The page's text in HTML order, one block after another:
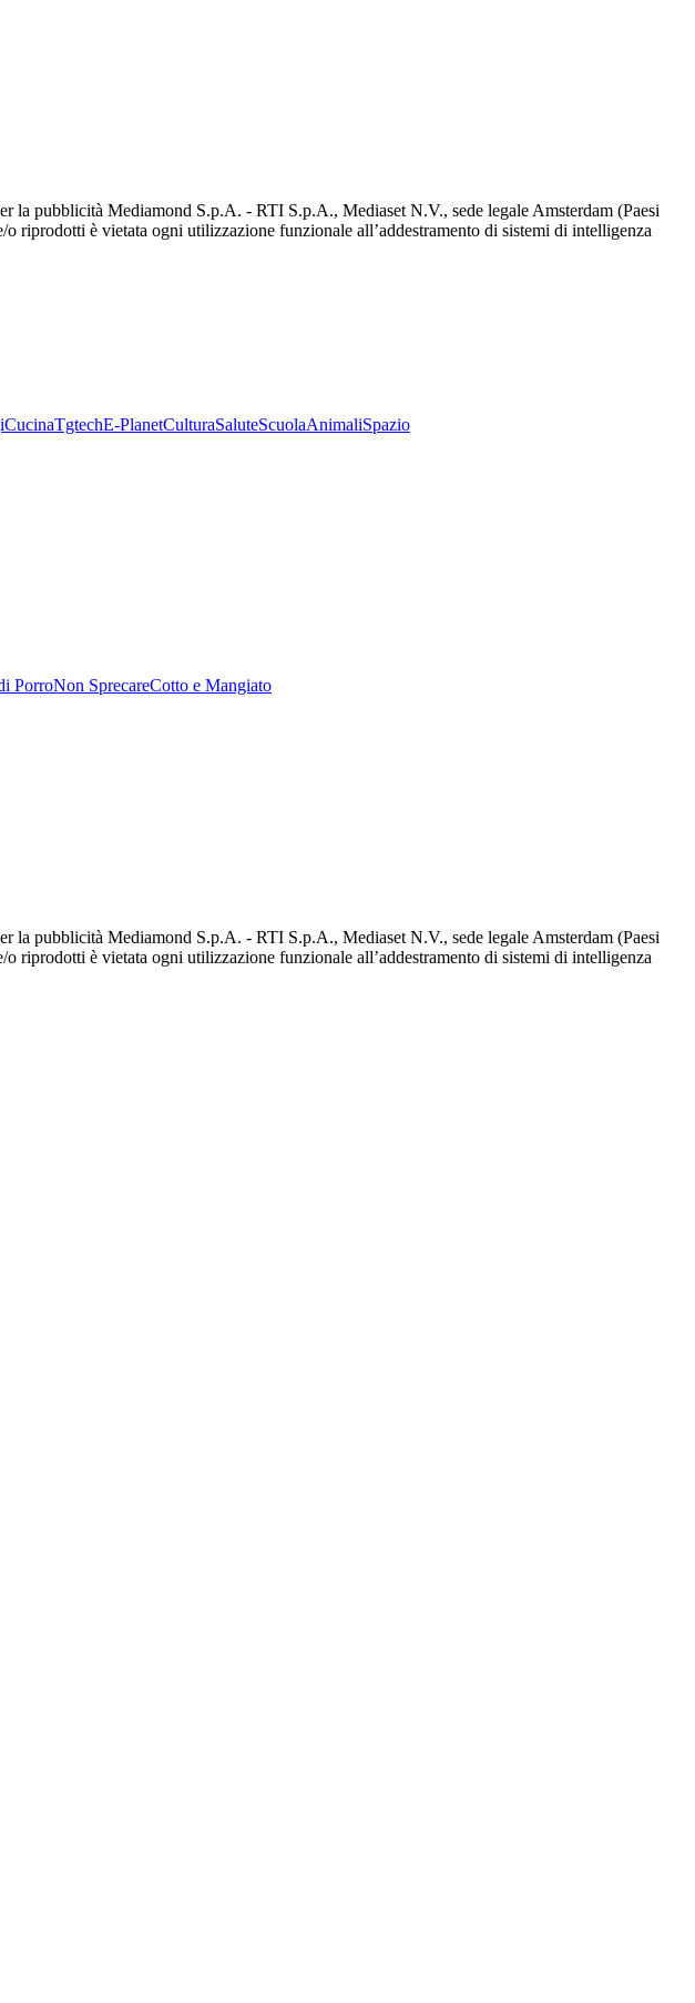
pubblicità Mediamond S.p.A. - RTI S.p.A., Mediaset N.V., sede legale Amsterdam (Paesi
o riprodotti è vietata ogni utilizzazione funzionale all’addestramento di sistemi di intelligenza
CucinaTgtechE-PlanetCulturaSaluteScuolaAnimaliSpazio
PorroNon SprecareCotto e Mangiato
pubblicità Mediamond S.p.A. - RTI S.p.A., Mediaset N.V., sede legale Amsterdam (Paesi
o riprodotti è vietata ogni utilizzazione funzionale all’addestramento di sistemi di intelligenza